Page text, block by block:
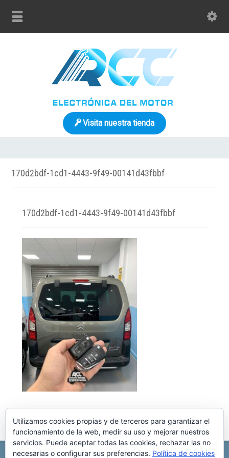
Visita nuestra tienda
170d2bdf-1cd1-4443-9f49-00141d43fbbf
170d2bdf-1cd1-4443-9f49-00141d43fbbf
Utilizamos cookies propias y de terceros para garantizar el
funcionamiento de la web, medir su uso y mejorar nuestros
servicios. Puede aceptar todas las cookies, rechazar las no
necesarias o configurar sus preferencias. Política de cookies